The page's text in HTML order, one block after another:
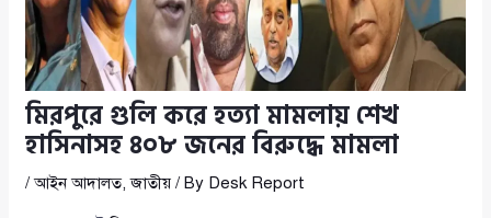
মিরপুরে গুলি করে হত্যা মামলায় শেখ
হাসিনাসহ ৪০৮ জনের বিরুদ্ধে মামলা
/আইন আদালত,জাতীয় / By Desk Report